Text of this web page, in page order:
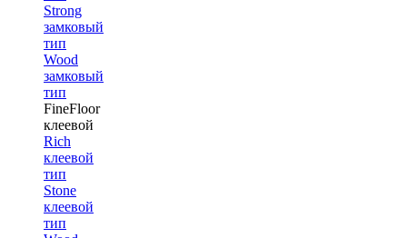
Strong
замковый
тип
Wood
замковый
тип
FineFloor
клеевой
Rich
клеевой
тип
Stone
клеевой
тип